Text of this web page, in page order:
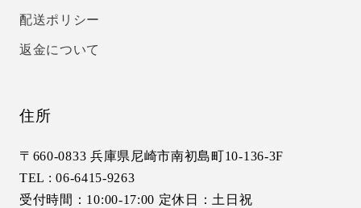
配送ポリシー
返金について
住所
〒660-0833 兵庫県尼崎市南初島町10-136-3F
TEL : 06-6415-9263
受付時間：10:00-17:00 定休日：土日祝